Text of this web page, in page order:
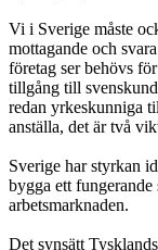
Vi i Sverige måste
mottagande och
företag ser behövs
tillgång till
redan yrkeskunniga
anställa, det är två
Sverige har styrkan
bygga ett
arbetsmarknaden.
Det synsätt